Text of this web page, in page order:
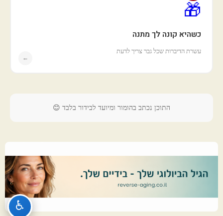
🎁
כשהיא קונה לך מתנה
עשרת הדיברות שכל גבר צריך לדעת
←
התוכן נכתב בהומור ומיועד לבידור בלבד 😊
♿